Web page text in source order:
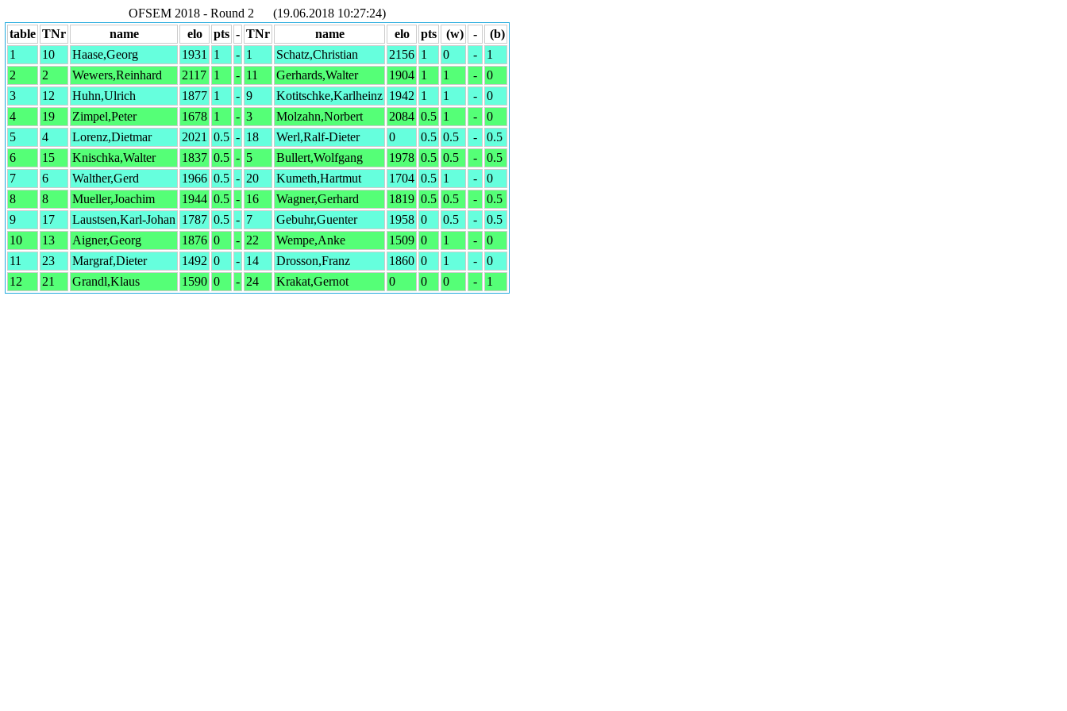
OFSEM 2018 - Round 2 (19.06.2018 10:27:24)
table TNr name elo pts - TNr name elo pts (w) -
(b)
1
10 Haase,Georg 1931 1 - 1 Schatz,Christian 2156 1 0 -
1
2
2 Wewers,Reinhard 2117 1 - 11 Gerhards,Walter 1904 1 1 -
0
3
12 Huhn,Ulrich 1877 1 - 9 Kotitschke,Karlheinz 1942 1 1 -
0
4
19 Zimpel,Peter 1678 1 - 3 Molzahn,Norbert 2084 0.5 1 -
0
5
4 Lorenz,Dietmar 2021 0.5 - 18 Werl,Ralf-Dieter 0 0.5 0.5 -
0.5
6
15 Knischka,Walter 1837 0.5 - 5 Bullert,Wolfgang 1978 0.5 0.5 -
0.5
7
6 Walther,Gerd 1966 0.5 - 20 Kumeth,Hartmut 1704 0.5 1 -
0
8
8 Mueller,Joachim 1944 0.5 - 16 Wagner,Gerhard 1819 0.5 0.5 -
0.5
9
17 Laustsen,Karl-Johan 1787 0.5 - 7 Gebuhr,Guenter 1958 0 0.5 -
0.5
10
13 Aigner,Georg 1876 0 - 22 Wempe,Anke 1509 0 1 -
0
11
23 Margraf,Dieter 1492 0 - 14 Drosson,Franz 1860 0 1 -
0
12
21 Grandl,Klaus 1590 0 - 24 Krakat,Gernot 0 0 0 - 1